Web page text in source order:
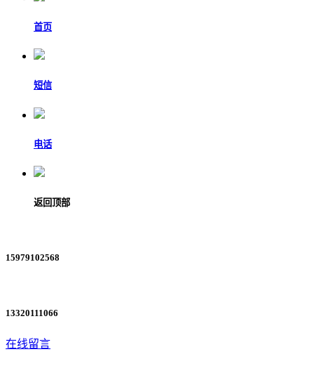
首页
短信
电话
返回顶部
15979102568
13320111066
在线留言